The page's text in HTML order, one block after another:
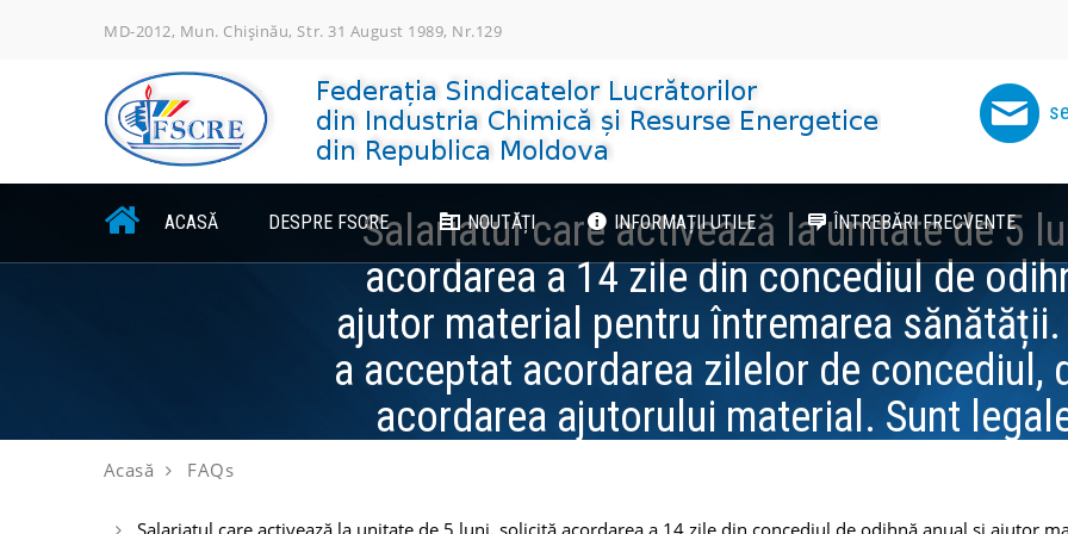
MD-2012, Mun. Chișinău, Str. 31 August 1989, Nr.129
ACASĂ DESPRE FSCRE NOUTĂȚI INFORMAȚII UTILE ÎNTREBĂRI FRECVENTE
Salariatul care activează la unitate de 5
acordarea a 14 zile din concediul de
ajutor material pentru întremarea
a acceptat acordarea zilelor de concediul,
acordarea ajutorului material. Sunt
Acasă FAQs
Salariatul care activează la unitate de 5 luni, solicită acordarea a 14 zile din concediul de odihnă anual și ajutor